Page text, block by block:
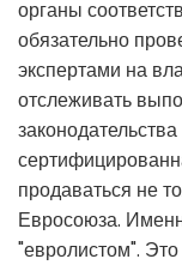
органы
обязательно
экспертами на
отслеживать
продаваться не
Евросоюза.
"евролистом".